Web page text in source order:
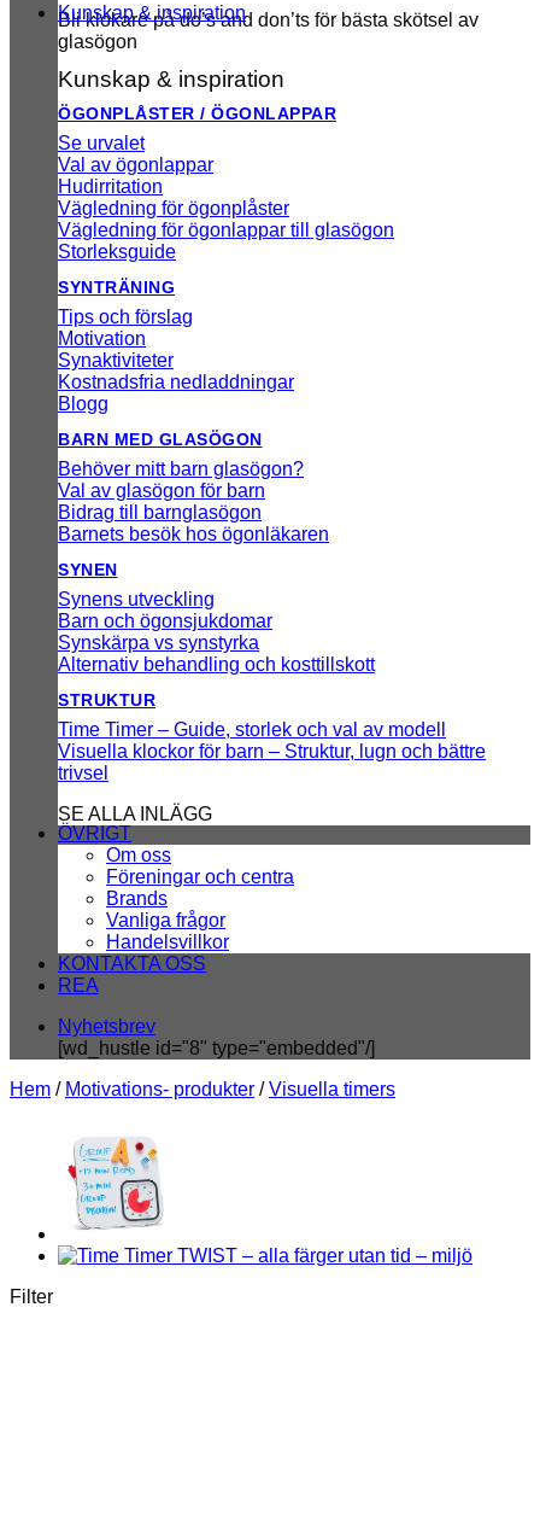
Bli klokare på do’s and don’ts för bästa skötsel av
glasögon
Kunskap & inspiration
Kunskap & inspiration
ÖGONPLÅSTER / ÖGONLAPPAR
Se urvalet
Val av ögonlappar
Hudirritation
Vägledning för ögonplåster
Vägledning för ögonlappar till glasögon
Storleksguide
SYNTRÄNING
Tips och förslag
Motivation
Synaktiviteter
Kostnadsfria nedladdningar
Blogg
BARN MED GLASÖGON
Behöver mitt barn glasögon?
Val av glasögon för barn
Bidrag till barnglasögon
Barnets besök hos ögonläkaren
SYNEN
Synens utveckling
Barn och ögonsjukdomar
Synskärpa vs synstyrka
Alternativ behandling och kosttillskott
STRUKTUR
Time Timer – Guide, storlek och val av modell
Visuella klockor för barn – Struktur, lugn och bättre
trivsel
SE ALLA INLÄGG
ÖVRIGT
Om oss
Föreningar och centra
Brands
Vanliga frågor
Handelsvillkor
KONTAKTA OSS
REA
Nyhetsbrev
[wd_hustle id="8" type="embedded"/]
Hem / Motivations- produkter / Visuella timers
Filter